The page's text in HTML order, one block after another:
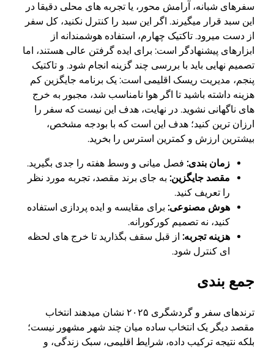
سفرهای شبانه، آرامش محور، یا تجربه های محلی دقیقا در
این سبد قرار میگیرند. اگر این سبد را کنترل نکنید، کل سفر
از دست میرود. تاکتیک چهارم، استفاده هوشمندانه از
ابزارهای پیشنهادگر است: برای ایده گرفتن عالی هستند، اما
تصمیم نهایی باید با بررسی چند گزینه انجام شود. و تاکتیک
پنجم، مدیریت ریسک اقلیمی است: یک برنامه جایگزین کم
هزینه داشته باشید تا اگر هوا نامناسب شد، مجبور به خرج
های ناگهانی نشوید. در نهایت، هدف این نیست که سفر را
ارزان ترین کنید؛ هدف این است که با بودجه مشخص،
بیشترین ارزش و کمترین استرس را بخرید.
زمان بندی: فصل میانی و وسط هفته را جدی بگیرید.
مقصد جایگزین: به جای برند مقصد، تجربه مورد نظر
را تعریف کنید.
هوش مصنوعی: برای مقایسه و ایده پردازی استفاده
کنید، نه تصمیم کورکورانه.
هزینه تجربه: از قبل سقف بگذارید تا خرج های لحظه
ای کنترل شود.
جمع بندی
ترندهای سفر و گردشگری ۲۰۲۵ نشان میدهند انتخاب
مقصد دیگر یک انتخاب ساده میان چند شهر مشهور نیست؛
بلکه نتیجه ترکیب داده، شرایط اقلیمی، سبک زندگی، و